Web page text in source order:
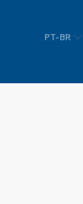
PT-BR